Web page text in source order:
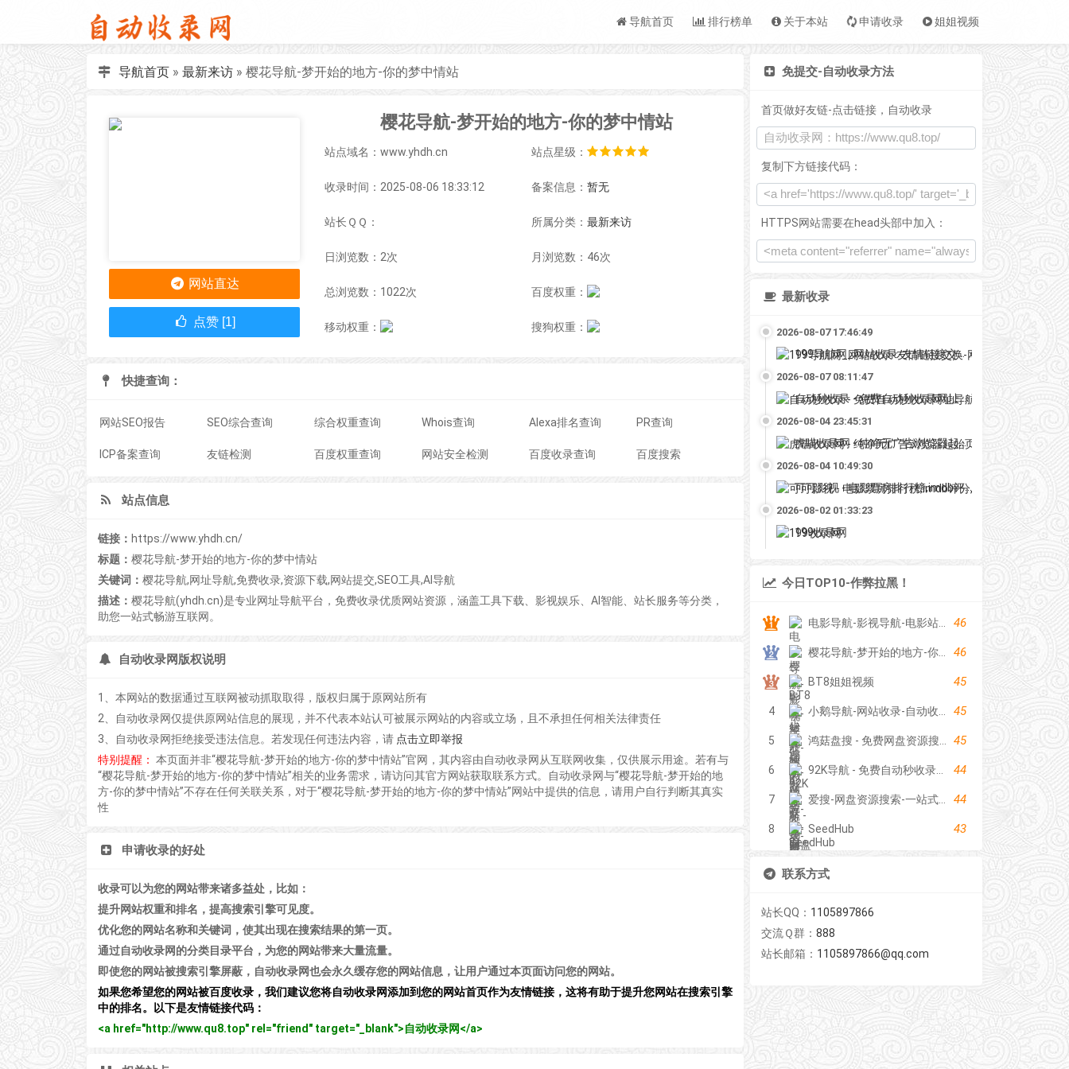
导航首页 排行榜单 关于本站 申请收录 姐姐视频
导航首页 »最新来访 »樱花导航-梦开始的地方-你的梦中情站
樱花导航-梦开始的地方-你的梦中情站
站点域名：www.yhdh.cn 站点星级：
收录时间：2025-08-06 18:33:12 备案信息： 暂无
站长ＱＱ： 所属分类： 最新来访
日浏览数：2次 月浏览数：46次
总浏览数：1022次 百度权重：
移动权重： 搜狗权重：
网站直达
点赞 [1]
快捷查询：
网站SEO报告 SEO综合查询 综合权重查询 Whois查询 Alexa排名查询 PR查询
ICP备案查询 友链检测 百度权重查询 网站安全检测 百度收录查询 百度搜索
站点信息
链接： https://www.yhdh.cn/
标题： 樱花导航-梦开始的地方-你的梦中情站
关键词： 樱花导航,网址导航,免费收录,资源下载,网站提交,SEO工具,AI导航
描述： 樱花导航(yhdh.cn)是专业网址导航平台，免费收录优质网站资源，涵盖工具下载、影视娱乐、AI智能、站长服务等分类，
助您一站式畅游互联网。
自动收录网版权说明
1、本网站的数据通过互联网被动抓取取得，版权归属于原网站所有
2、自动收录网仅提供原网站信息的展现，并不代表本站认可被展示网站的内容或立场，且不承担任何相关法律责任
3、自动收录网拒绝接受违法信息。若发现任何违法内容，请 点击立即举报
特别提醒： 本页面并非“樱花导航-梦开始的地方-你的梦中情站”官网，其内容由自动收录网从互联网收集，仅供展示用途。若有与
“樱花导航-梦开始的地方-你的梦中情站”相关的业务需求，请访问其官方网站获取联系方式。自动收录网与“樱花导航-梦开始的地
方-你的梦中情站”不存在任何关联关系，对于“樱花导航-梦开始的地方-你的梦中情站”网站中提供的信息，请用户自行判断其真实
性
申请收录的好处
收录可以为您的网站带来诸多益处，比如：
提升网站权重和排名，提高搜索引擎可见度。
优化您的网站名称和关键词，使其出现在搜索结果的第一页。
通过自动收录网的分类目录平台，为您的网站带来大量流量。
即使您的网站被搜索引擎屏蔽，自动收录网也会永久缓存您的网站信息，让用户通过本页面访问您的网站。
如果您希望您的网站被百度收录，我们建议您将自动收录网添加到您的网站首页作为友情链接，这将有助于提升您网站在搜索引擎
中的排名。以下是友情链接代码：
<a href="http://www.qu8.top" rel="friend" target="_blank">自动收录网</a>
免提交-自动收录方法
首页做好友链-点击链接，自动收录
复制下方链接代码：
HTTPS网站需要在head头部中加入：
最新收录
2026-08-07 17:46:49
199导航网_网站收录-友情链接交换-网址收录-自动秒收录
2026-08-07 08:11:47
自动秒收录 - 免费自动秒收录网址导航
2026-08-04 23:45:31
虎喵收录网 - 纯净无广告浏览器起始页
2026-08-04 10:49:30
可可影视 - 电影票房排行榜,imdb评分,影评,找最好看的影视
2026-08-02 01:33:23
199收录网
今日TOP10-作弊拉黑！
46
46
BT8姐姐视频 45
4 45
5 45
6 44
7 44
8 SeedHub 43
联系方式
站长QQ： 1105897866
交流Ｑ群：888
站长邮箱： 1105897866@qq.com